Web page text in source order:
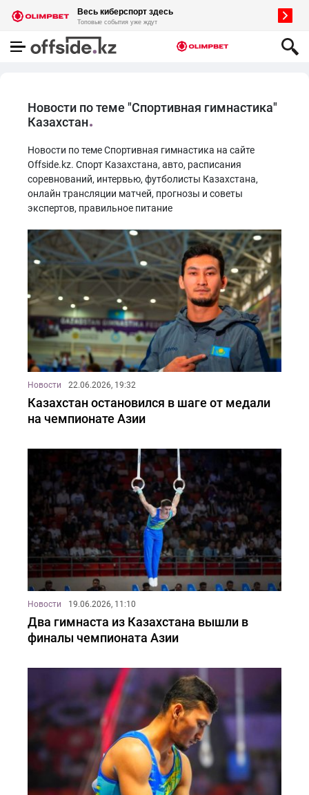
Новости по теме "Спортивная гимнастика"
Казахстан
Новости по теме Спортивная гимнастика на сайте
Offside.kz. Спорт Казахстана, авто, расписания
соревнований, интервью, футболисты Казахстана,
онлайн трансляции матчей, прогнозы и советы
экспертов, правильное питание
Новости 22.06.2026, 19:32
Казахстан остановился в шаге от медали
на чемпионате Азии
Новости 19.06.2026, 11:10
Два гимнаста из Казахстана вышли в
финалы чемпионата Азии